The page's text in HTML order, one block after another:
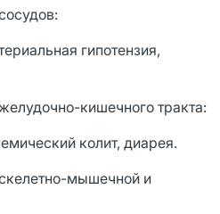
гипотензия,
кишечного тракта:
колит, диарея.
мышечной и